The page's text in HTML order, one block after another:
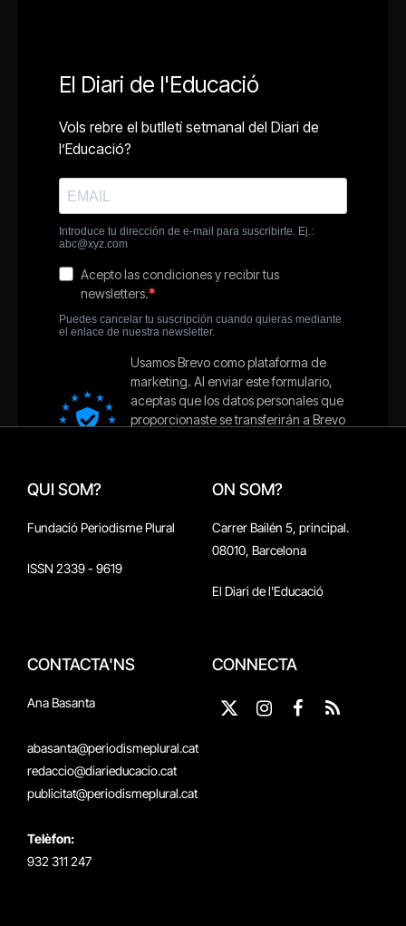
QUI SOM?
Fundació Periodisme Plural
ISSN 2339 - 9619
ON SOM?
Carrer Bailén 5, principal.
08010, Barcelona
El Diari de l'Educació
CONTACTA'NS
Ana Basanta
abasanta@periodismeplural.cat
redaccio@diarieducacio.cat
publicitat@periodismeplural.cat
Telèfon:
932 311 247
CONNECTA
X
Instagram
Facebook
RSS